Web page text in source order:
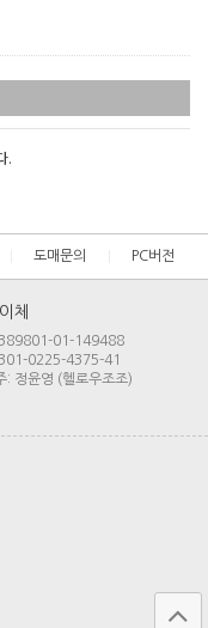
.
도매문의 PC버전
체
01-149488
0225-4375-41
: 정윤영 (헬로우조조)